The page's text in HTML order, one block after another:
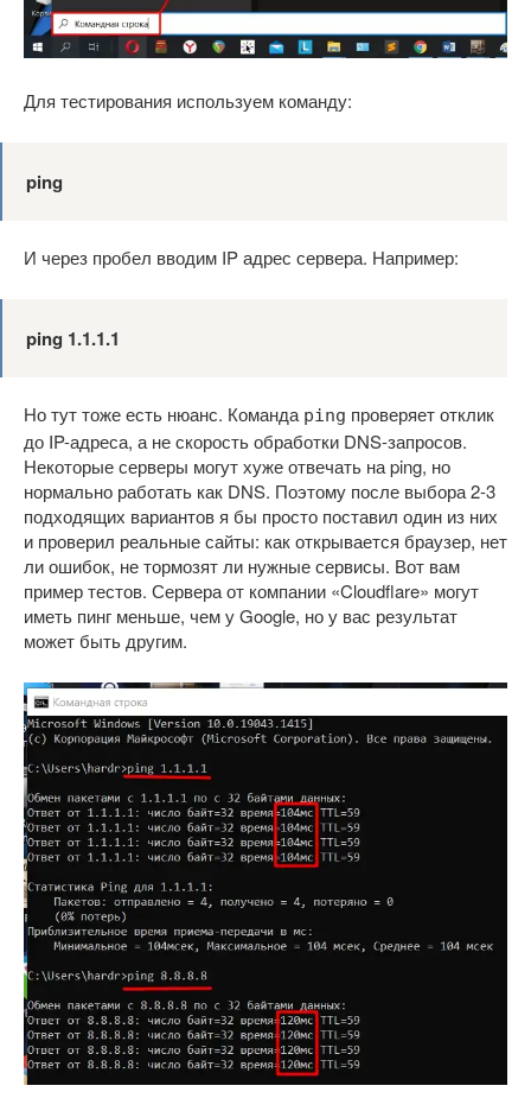
Для тестирования используем команду:
ping
И через пробел вводим IP адрес сервера. Например:
ping 1.1.1.1
Но тут тоже есть нюанс. Команда ping проверяет отклик
до IP-адреса, а не скорость обработки DNS-запросов.
Некоторые серверы могут хуже отвечать на ping, но
нормально работать как DNS. Поэтому после выбора 2-3
подходящих вариантов я бы просто поставил один из них
и проверил реальные сайты: как открывается браузер, нет
ли ошибок, не тормозят ли нужные сервисы. Вот вам
пример тестов. Сервера от компании «Cloudflare» могут
иметь пинг меньше, чем у Google, но у вас результат
может быть другим.